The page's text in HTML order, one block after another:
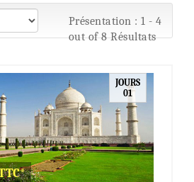
Présentation : 1 - 4
out of 8 Résultats
JOURS
01